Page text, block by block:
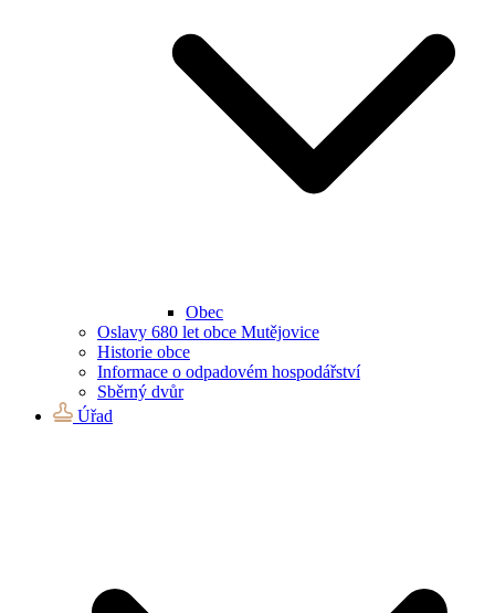
Obec
Oslavy 680 let obce Mutějovice
Historie obce
Informace o odpadovém hospodářství
Sběrný dvůr
Úřad